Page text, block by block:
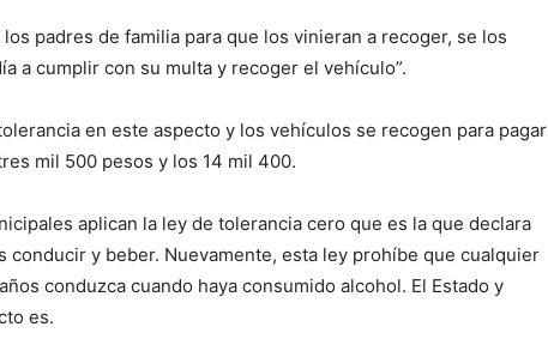
padres de familia para que los vinieran a recoger, se los
a cumplir con su multa y recoger el vehículo”.
en este aspecto y los vehículos se recogen para pagar
mil 500 pesos y los 14 mil 400.
aplican la ley de tolerancia cero que es la que declara
conducir y beber. Nuevamente, esta ley prohíbe que cualquier
conduzca cuando haya consumido alcohol. El Estado y
es.